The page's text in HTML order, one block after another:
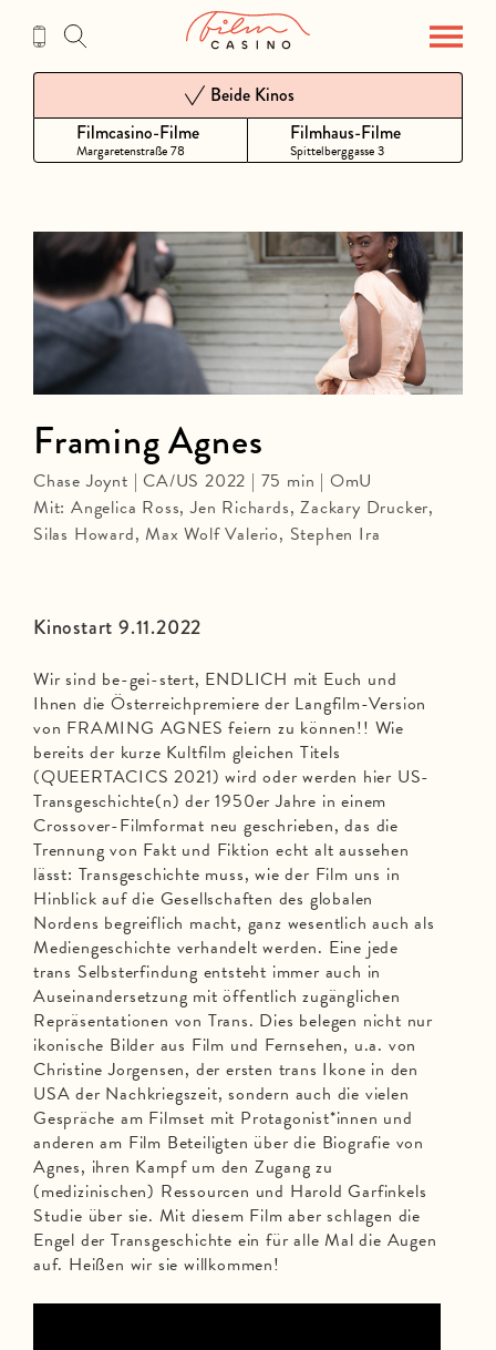
Inhalt
Filmcasino-Filme
Margaretenstraße 78
Beide Kinos
Filmhaus-Filme
Spittelberggasse 3
Kinostart 9.11.2022
Wir sind be-gei-stert, ENDLICH mit Euch und
Ihnen die Österreichpremiere der Langfilm-Version
von FRAMING AGNES feiern zu können!! Wie
bereits der kurze Kultfilm gleichen Titels
(QUEERTACICS 2021) wird oder werden hier US-
Transgeschichte(n) der 1950er Jahre in einem
Crossover-Filmformat neu geschrieben, das die
Trennung von Fakt und Fiktion echt alt aussehen
lässt: Transgeschichte muss, wie der Film uns in
Hinblick auf die Gesellschaften des globalen
Nordens begreiflich macht, ganz wesentlich auch als
Mediengeschichte verhandelt werden. Eine jede
trans Selbsterfindung entsteht immer auch in
Auseinandersetzung mit öffentlich zugänglichen
Repräsentationen von Trans. Dies belegen nicht nur
ikonische Bilder aus Film und Fernsehen, u.a. von
Christine Jorgensen, der ersten trans Ikone in den
USA der Nachkriegszeit, sondern auch die vielen
Gespräche am Filmset mit Protagonist*innen und
anderen am Film Beteiligten über die Biografie von
Agnes, ihren Kampf um den Zugang zu
(medizinischen) Ressourcen und Harold Garfinkels
Studie über sie. Mit diesem Film aber schlagen die
Engel der Transgeschichte ein für alle Mal die Augen
auf. Heißen wir sie willkommen!
Framing Agnes
Chase Joynt | CA/US 2022 | 75 min | OmU
Mit: Angelica Ross, Jen Richards, Zackary Drucker,
Silas Howard, Max Wolf Valerio, Stephen Ira